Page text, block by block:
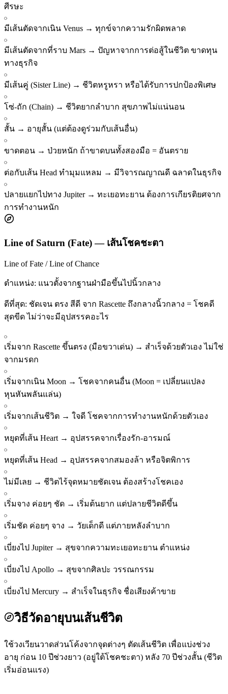
ศีรษะ
มีเส้นตัดจากเนิน Venus → ทุกข์จากความรักผิดพลาด
มีเส้นตัดจากที่ราบ Mars → ปัญหาจากการต่อสู้ในชีวิต ขาดทุน
ทางธุรกิจ
มีเส้นคู่ (Sister Line) → ชีวิตหรูหรา หรือได้รับการปกป้องพิเศษ
โซ่-ถัก (Chain) → ชีวิตยากลำบาก สุขภาพไม่แน่นอน
สั้น → อายุสั้น (แต่ต้องดูร่วมกับเส้นอื่น)
ขาดตอน → ป่วยหนัก ถ้าขาดบนทั้งสองมือ = อันตราย
ต่อกับเส้น Head ทำมุมแหลม → มีวิจารณญาณดี ฉลาดในธุรกิจ
ปลายแยกไปทาง Jupiter→ ทะเยอทะยาน ต้องการเกียรติยศจาก
การทำงานหนัก
Line of Saturn (Fate)— เส้นโชคชะตา
Line of Fate / Line of Chance
ตำแหน่ง: แนวตั้งจากฐานฝ่ามือขึ้นไปนิ้วกลาง
ดีที่สุด: ชัดเจน ตรง สีดี จาก Rascette ถึงกลางนิ้วกลาง = โชคดี
สุดขีด ไม่ว่าจะมีอุปสรรคอะไร
เริ่มจาก Rascette ขึ้นตรง (มือขวาเด่น) → สำเร็จด้วยตัวเอง ไม่ใช่
จากมรดก
เริ่มจากเนิน Moon → โชคจากคนอื่น (Moon = เปลี่ยนแปลง
หุนหันพลันแล่น)
เริ่มจากเส้นชีวิต → ใจดี โชคจากการทำงานหนักด้วยตัวเอง
หยุดที่เส้น Heart → อุปสรรคจากเรื่องรัก-อารมณ์
หยุดที่เส้น Head → อุปสรรคจากสมองล้า หรือจิตพิการ
ไม่มีเลย → ชีวิตไร้จุดหมายชัดเจน ต้องสร้างโชคเอง
เริ่มจาง ค่อยๆ ชัด → เริ่มต้นยาก แต่ปลายชีวิตดีขึ้น
เริ่มชัด ค่อยๆ จาง → วัยเด็กดี แต่ภายหลังลำบาก
เบี่ยงไป Jupiter→ สุขจากความทะเยอทะยาน ตำแหน่ง
เบี่ยงไป Apollo → สุขจากศิลปะ วรรณกรรม
เบี่ยงไป Mercury → สำเร็จในธุรกิจ ชื่อเสียงค้าขาย
วิธีวัดอายุบนเส้นชีวิต
ใช้วงเวียนวาดส่วนโค้งจากจุดต่างๆ ตัดเส้นชีวิต เพื่อแบ่งช่วง
อายุ ก่อน 10 ปีช่วงยาว (อยู่ใต้โชคชะตา) หลัง 70 ปีช่วงสั้น (ชีวิต
เริ่มอ่อนแรง)